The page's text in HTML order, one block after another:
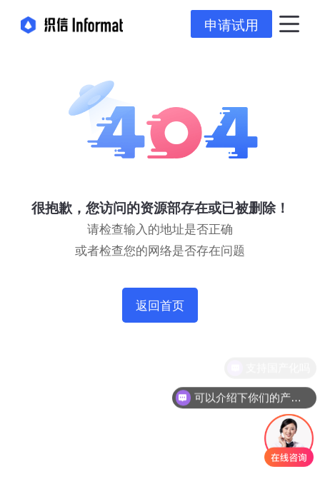
申请试用
很抱歉，您访问的资源部存在或已被删除！
请检查输入的地址是否正确
或者检查您的网络是否存在问题
返回首页
可以介绍下你们的产品么